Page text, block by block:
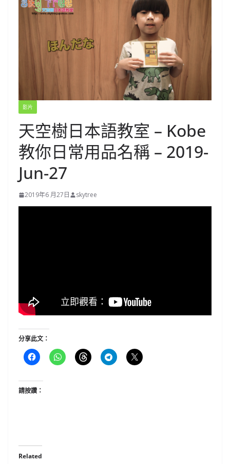
影片
天空樹日本語教室 – Kobe​
教你日常用品名稱 – 2019-
Jun-27
2019年6 月27日 skytree
分享此文：
請按讚：
Related